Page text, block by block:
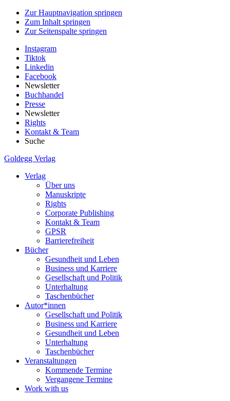
Zur Hauptnavigation springen
Zum Inhalt springen
Zur Seitenspalte springen
Instagram
Tiktok
Linkedin
Facebook
Newsletter
Buchhandel
Presse
Newsletter
Rights
Kontakt & Team
Suche
Goldegg Verlag
Verlag
Über uns
Manuskripte
Rights
Corporate Publishing
Kontakt & Team
GPSR
Barrierefreiheit
Bücher
Gesundheit und Leben
Business und Karriere
Gesellschaft und Politik
Unterhaltung
Taschenbücher
Autor*innen
Gesellschaft und Politik
Business und Karriere
Gesundheit und Leben
Unterhaltung
Taschenbücher
Veranstaltungen
Kommende Termine
Vergangene Termine
Work with us